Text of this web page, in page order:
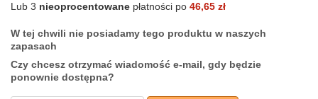
Lub 3 nieoprocentowane płatności po 46,65 zł
W tej chwili nie posiadamy tego produktu w naszych
zapasach
Czy chcesz otrzymać wiadomość e-mail, gdy będzie
ponownie dostępna?